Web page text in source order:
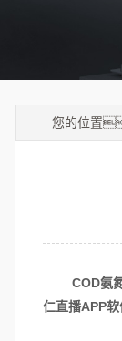
您的位置
COD氨
仁直播APP